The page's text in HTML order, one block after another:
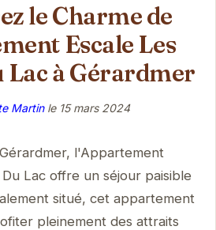
le Charme de
Escale Les
Lac à Gérardmer
Martinle 15 mars 2024
l'Appartement
Lac offre un séjour paisible
situé, cet appartement
pleinement des attraits